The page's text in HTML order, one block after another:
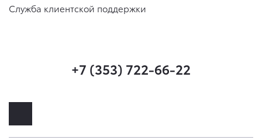
Служба клиентской поддержки
+7 (353) 722-66-22